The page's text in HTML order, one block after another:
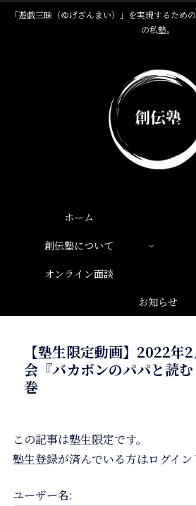
「遊戯三昧（ゆげざんまい）」を実現するため
の私塾。
ホーム
創伝塾について
オンライン面談
お知らせ
【塾生限定動画】2022年
会『バカボンのパパと読
巻
この記事は塾生限定です。
塾生登録が済んでいる方はログイン
ユーザー名: